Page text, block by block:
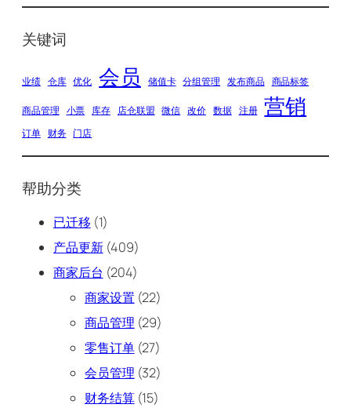
关键词
业绩 仓库 优化 会员 储值卡 分组管理 发布商品 商品标签
商品管理 小票 库存 店仓联盟 微信 改价 数据 注册 营销
订单 财务 门店
帮助分类
已迁移 (1)
产品更新(409)
商家后台 (204)
商家设置(22)
商品管理(29)
零售订单(27)
会员管理(32)
财务结算(15)